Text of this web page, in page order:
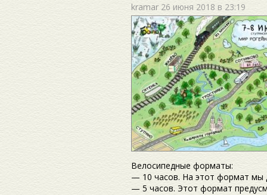
kramar 26 июня 2018 в 23:19
Велосипедные форматы:
— 10 часов. На этот формат мы
— 5 часов. Этот формат